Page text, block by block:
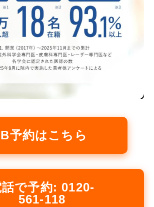
予約はこちら
話で予約: 0120-
561-118